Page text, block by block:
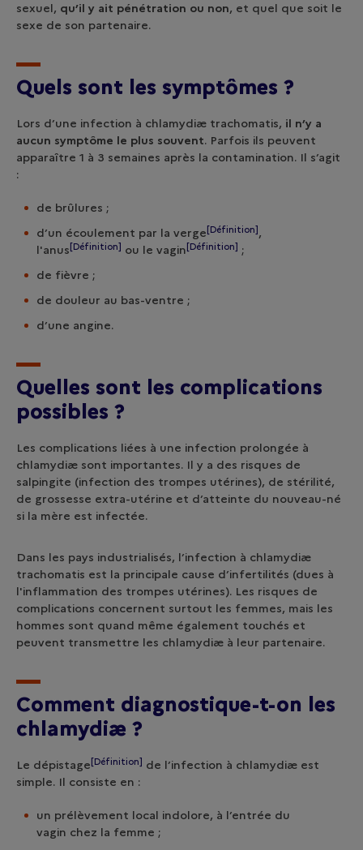
sexuel, qu’il y ait pénétration ou non, et quel que soit le
sexe de son partenaire.
Quels sont les symptômes ?
Lors d’une infection à chlamydiæ trachomatis, il n’y a
aucun symptôme le plus souvent. Parfois ils peuvent
apparaître 1 à 3 semaines après la contamination. Il s’agit
:
de brûlures ;
d’un écoulement par la verge [Définition] ,
l'anus [Définition] ou le vagin [Définition] ;
de fièvre ;
de douleur au bas-ventre ;
d’une angine.
Quelles sont les complications
possibles ?
Les complications liées à une infection prolongée à
chlamydiæ sont importantes. Il y a des risques de
salpingite (infection des trompes utérines), de stérilité,
de grossesse extra-utérine et d’atteinte du nouveau-né
si la mère est infectée.
Dans les pays industrialisés, l’infection à chlamydiæ
trachomatis est la principale cause d’infertilités (dues à
l'inflammation des trompes utérines). Les risques de
complications concernent surtout les femmes, mais les
hommes sont quand même également touchés et
peuvent transmettre les chlamydiæ à leur partenaire.
Comment diagnostique-t-on les
chlamydiæ ?
Le dépistage [Définition] de l’infection à chlamydiæ est
simple. Il consiste en :
un prélèvement local indolore, à l’entrée du
vagin chez la femme ;